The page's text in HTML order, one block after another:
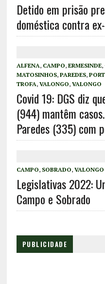
Detido em prisão
doméstica contra
ALFENA, CAMPO, ERMESINDE,
MATOSINHOS, PAREDES,
TROFA, VALONGO, VALONGO
Covid 19: DGS diz
(944) mantêm
Paredes (335) com
CAMPO, SOBRADO, VALONGO
Legislativas 2022:
Campo e Sobrado
PUBLICIDADE